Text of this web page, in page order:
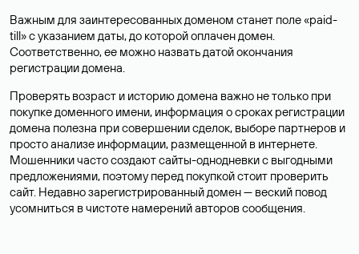
Важным для заинтересованных доменом станет поле «paid-
till» с указанием даты, до которой оплачен домен.
Соответственно, ее можно назвать датой окончания
регистрации домена.
Проверять возраст и историю домена важно не только при
покупке доменного имени, информация о сроках регистрации
домена полезна при совершении сделок, выборе партнеров и
просто анализе информации, размещенной в интернете.
Мошенники часто создают сайты-однодневки с выгодными
предложениями, поэтому перед покупкой стоит проверить
сайт. Недавно зарегистрированный домен — веский повод
усомниться в чистоте намерений авторов сообщения.